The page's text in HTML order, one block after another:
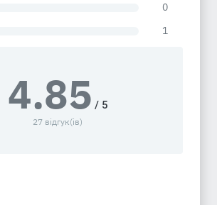
0
1
4.85 / 5
27 відгук(ів)